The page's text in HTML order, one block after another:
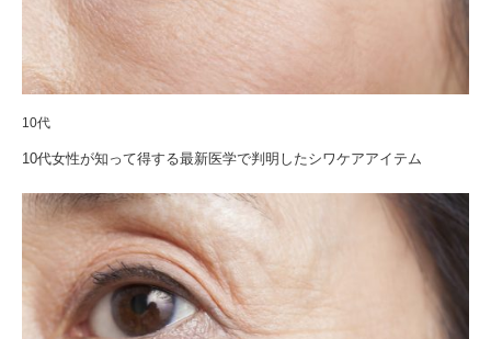
10代
10代女性が知って得する最新医学で判明したシワケアアイテム